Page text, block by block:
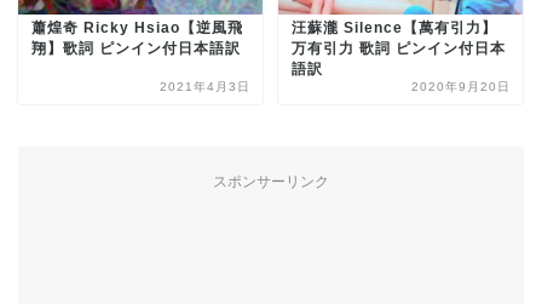
蕭煌奇 Ricky Hsiao【逆風飛
翔】歌詞 ピンイン付日本語訳
2021年4月3日
汪蘇瀧 Silence【萬有引力】
万有引力 歌詞 ピンイン付日本
語訳
2020年9月20日
スポンサーリンク